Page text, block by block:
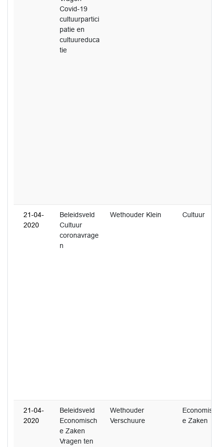
Covid-19
cultuurpartici
patie en
cultuureduca
tie
21-04-
2020
Beleidsveld
Cultuur
coronavrage
n
Wethouder Klein Cultuur
21-04-
2020
Beleidsveld
Economisch
e Zaken
Vragen ten
Wethouder
Verschuure
e Zaken